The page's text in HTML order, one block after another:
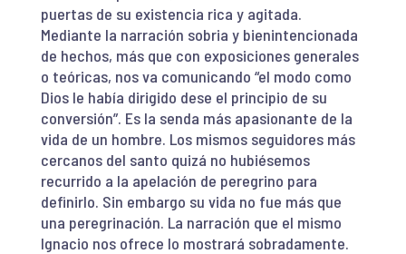
puertas de su existencia rica y agitada.
Mediante la narración sobria y bienintencionada
de hechos, más que con exposiciones generales
o teóricas, nos va comunicando “el modo como
Dios le había dirigido dese el principio de su
conversión”. Es la senda más apasionante de la
vida de un hombre. Los mismos seguidores más
cercanos del santo quizá no hubiésemos
recurrido a la apelación de peregrino para
definirlo. Sin embargo su vida no fue más que
una peregrinación. La narración que el mismo
Ignacio nos ofrece lo mostrará sobradamente.